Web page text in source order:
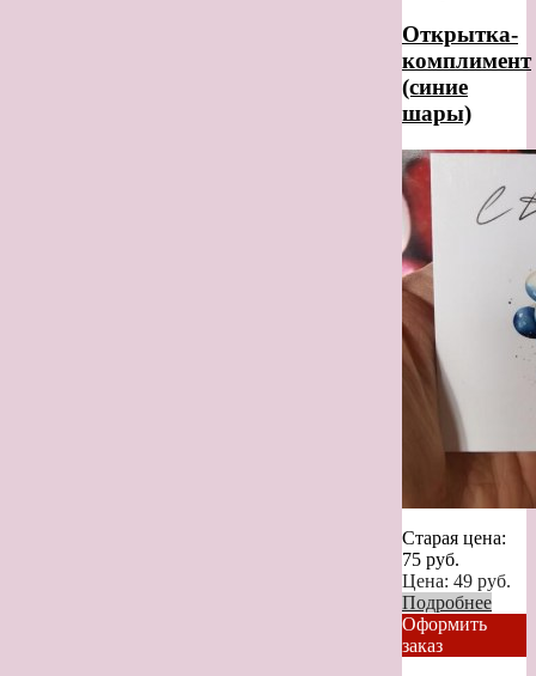
Открытка-
комплимент
(синие
шары)
Старая цена:
75 руб.
Цена: 49 руб.
Подробнее
Оформить
заказ